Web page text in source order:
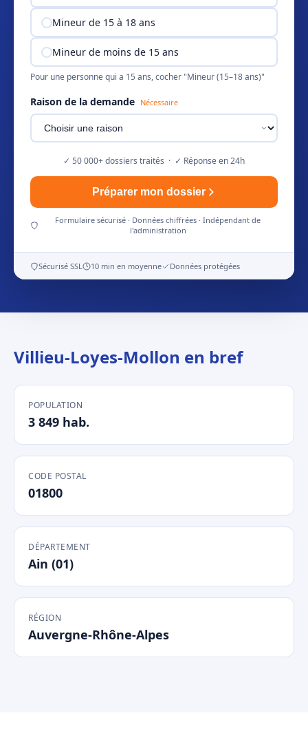
Mineur de 15 à 18 ans
Mineur de moins de 15 ans
Pour une personne qui a 15 ans, cocher "Mineur (15–18 ans)"
Raison de la demande Nécessaire
✓ 50 000+ dossiers traités · ✓ Réponse en 24h
Préparer mon dossier
Formulaire sécurisé · Données chiffrées · Indépendant de
l'administration
Sécurisé SSL 10 min en moyenne Données protégées
Villieu-Loyes-Mollon en bref
POPULATION
3 849 hab.
CODE POSTAL
01800
DÉPARTEMENT
Ain (01)
RÉGION
Auvergne-Rhône-Alpes